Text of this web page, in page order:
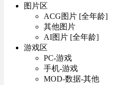
图片区
ACG图片 [全年龄]
其他图片
AI图片 [全年龄]
游戏区
PC-游戏
手机-游戏
MOD-数据-其他